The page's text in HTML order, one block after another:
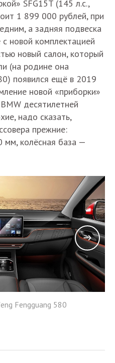
SFG15T (145 л.с.,
1 899 000 рублей, при
а задняя подвеска
новой комплектацией
новый салон, который
(на родине она
появился ещё в 2019
новой «приборки»
десятилетней
надо сказать,
прежние:
мм, колёсная база —
Fengguang 580